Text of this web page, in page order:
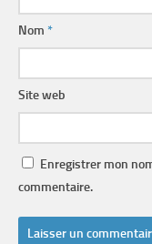
Nom *
Site web
Enregistrer mon
commentaire.